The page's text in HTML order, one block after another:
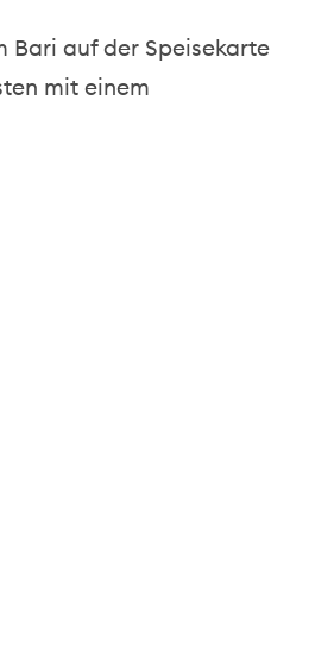
Bari auf der Speisekarte
mit einem